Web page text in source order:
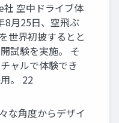
空中ドライブ体
8月25日、空飛ぶ
世界初披するとと
試験を実施。 そ
ャルで体験でき
。 22
な角度からデザイ